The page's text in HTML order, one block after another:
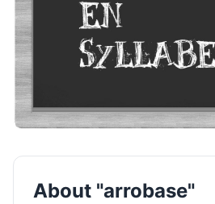
About "arrobase"